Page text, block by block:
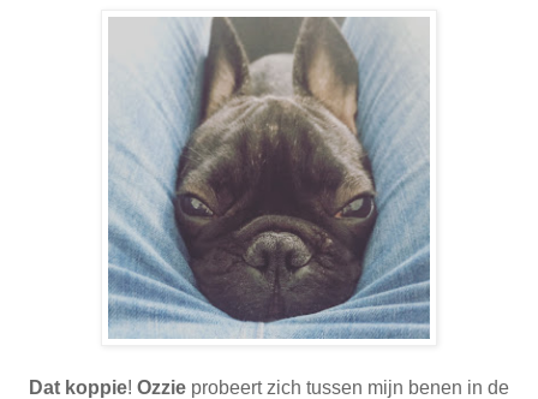
Dat koppie! Ozzie probeert zich tussen mijn benen in de